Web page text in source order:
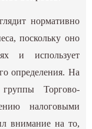
нормативно
поскольку оно
и использует
определения. На
Торгово-
налоговыми
внимание на то,